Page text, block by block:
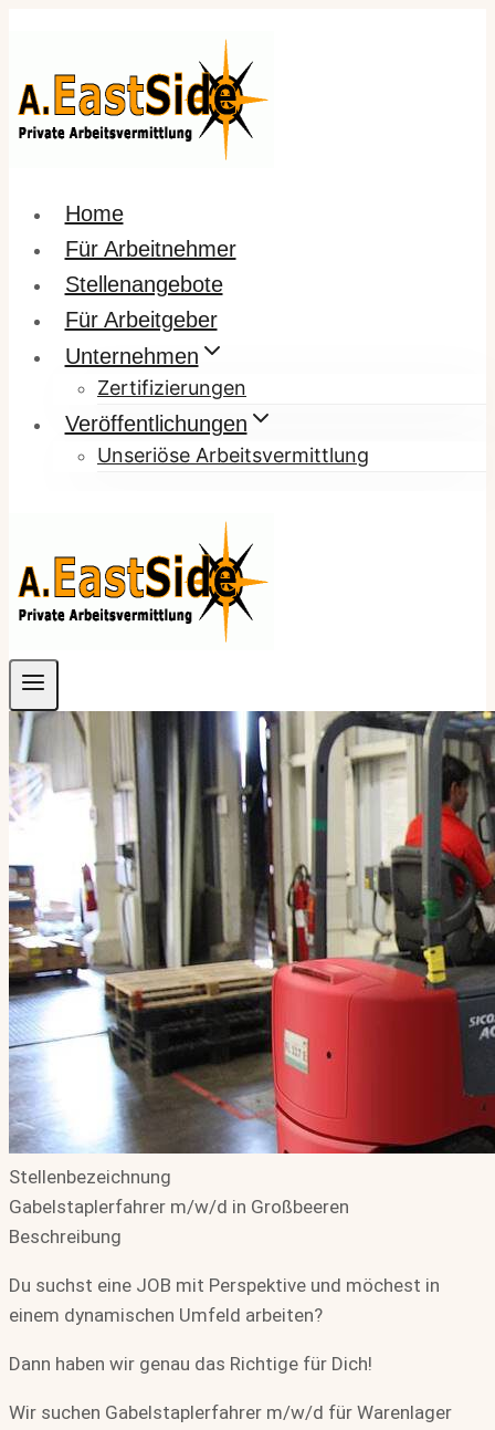
springen
Home
Für Arbeitnehmer
Stellenangebote
Für Arbeitgeber
Unternehmen
Zertifizierungen
Veröffentlichungen
Unseriöse Arbeitsvermittlung
Stellenbezeichnung
Gabelstaplerfahrer m/w/d in Großbeeren
Beschreibung
Du suchst eine JOB mit Perspektive und möchest in
einem dynamischen Umfeld arbeiten?
Dann haben wir genau das Richtige für Dich!
Wir suchen Gabelstaplerfahrer m/w/d für Warenlager